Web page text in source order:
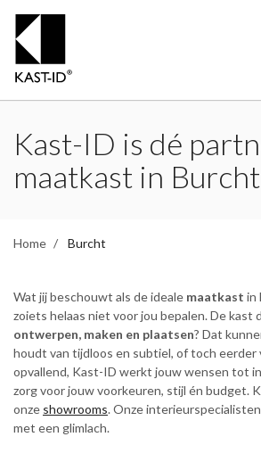
Kast-ID is dé
maatkast in Burcht
Home Burcht
Wat jij beschouwt als de ideale maatkast in
zoiets helaas niet voor jou bepalen. De kast
ontwerpen, maken en plaatsen? Dat
houdt van tijdloos en subtiel, of toch eerder
opvallend, Kast-ID werkt jouw wensen tot
zorg voor jouw voorkeuren, stijl én budget.
onze showrooms. Onze
met een glimlach.